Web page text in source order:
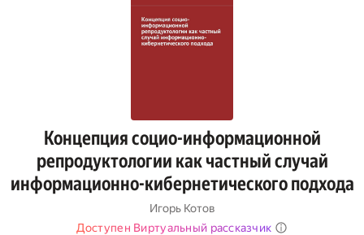
Концепция социо-информационной
репродуктологии как частный случай
информационно-кибернетического подхода
Игорь Котов
Доступен Виртуальный рассказчик